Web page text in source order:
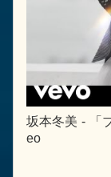
坂本冬美 - 「
eo